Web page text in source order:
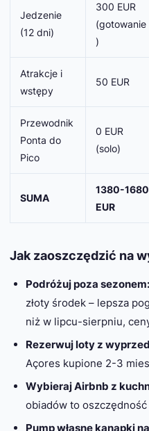
Jedzenie
(12 dni)
300 EUR
(gotowanie
)
Atrakcje i
wstępy
50 EUR
Przewodnik
Ponta do
Pico
0 EUR
(solo)
SUMA
1380-1680
EUR
Jak zaoszczędzić na
Podróżuj poza sezonem:
złoty środek – lepsza
niż w lipcu-sierpniu,
Rezerwuj loty z
Açores kupione 2-3
Wybieraj Airbnb z
obiadów to
Pump własne kanapki